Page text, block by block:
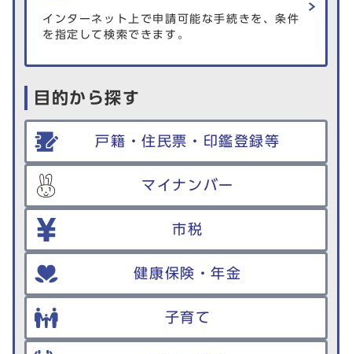
インターネット上で申請可能な手続きを、条件
を指定して検索できます。
目的から探す
戸籍・住民票・印鑑登録等
マイナンバー
市税
健康保険・年金
子育て